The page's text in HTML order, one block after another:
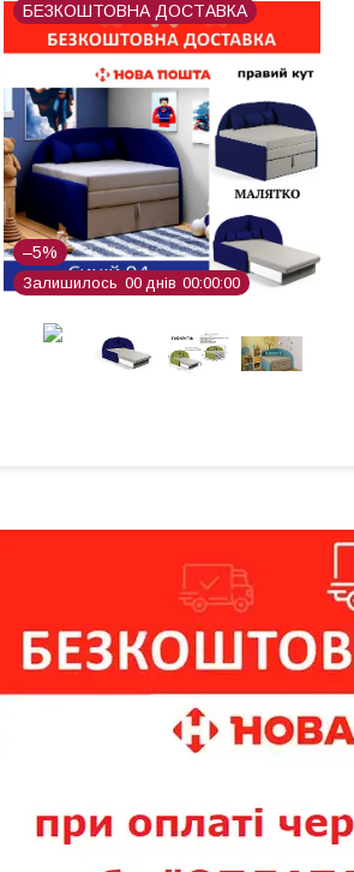
БЕЗКОШТОВНА ДОСТАВКА
–5%
Залишилось 00 днів 00 00 00